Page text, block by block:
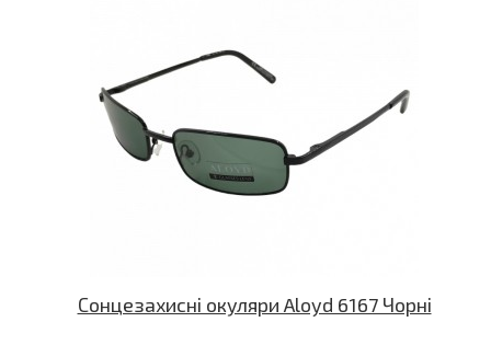
Сонцезахисні окуляри Aloyd 6167 Чорні